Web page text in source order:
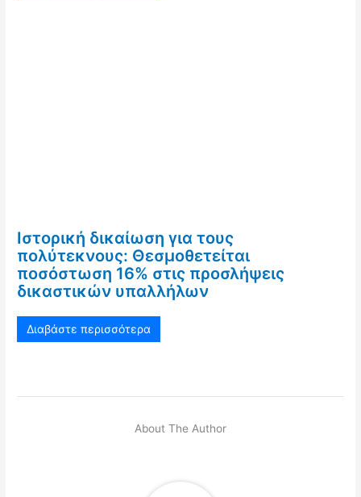
Ιστορική δικαίωση για τους
πολύτεκνους: Θεσμοθετείται
ποσόστωση 16% στις προσλήψεις
δικαστικών υπαλλήλων
Διαβάστε περισσότερα
About The Author